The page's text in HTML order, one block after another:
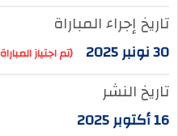
تاريخ إجراء المباراة
30 نونبر 2025 (تم اجتياز المباراة)
تاريخ النشر
16 أكتوبر 2025